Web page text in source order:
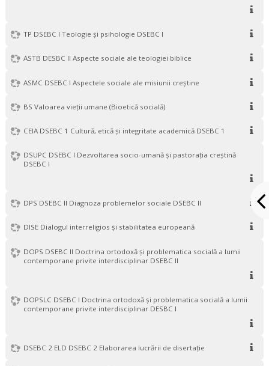
TP DSEBC I Teologie și psihologie DSEBC I
ASTB DESBC II Aspecte sociale ale teologiei biblice
ASMC DSEBC I Aspectele sociale ale misiunii creştine
BS Valoarea vieții umane (Bioetică socială)
CEIA DSEBC 1 Cultură, etică și integritate academică DSEBC 1
DSUPC DSEBC I Dezvoltarea socio-umană și pastorația creștină
DSEBC I
DPS DSEBC II Diagnoza problemelor sociale DSEBC II
DISE Dialogul interreligios și stabilitatea europeană
DOPS DSEBC II Doctrina ortodoxă şi problematica socială a lumii
contemporane privite interdisciplinar DSEBC II
DOPSLC DSEBC I Doctrina ortodoxă şi problematica socială a lumii
contemporane privite interdisciplinar DESBC I
DSEBC 2 ELD DSEBC 2 Elaborarea lucrării de disertație